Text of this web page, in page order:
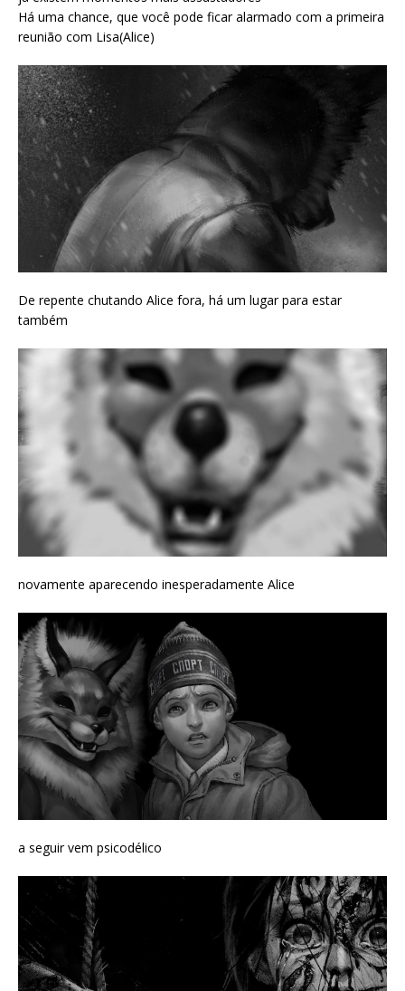
Há uma chance, que você pode ficar alarmado com a primeira
reunião com Lisa(Alice)
De repente chutando Alice fora, há um lugar para estar
também
novamente aparecendo inesperadamente Alice
a seguir vem psicodélico